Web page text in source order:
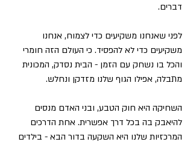
דברים.
לפני שאנחנו משקיעים כדי לצמוח, אנחנו
משקיעים כדי לא להפסיד. כי העולם הזה חומרי
והכל בו נשחק עם הזמן - הבית נסדק, המכונית
מתבלה, אפילו הגוף שלנו מזדקן ונחלש.
השחיקה היא חוק הטבע, ובני האדם מנסים
להיאבק בה בכל דרך אפשרית. אחת הדרכים
המרכזיות שלנו היא השקעה בדור הבא - בילדים